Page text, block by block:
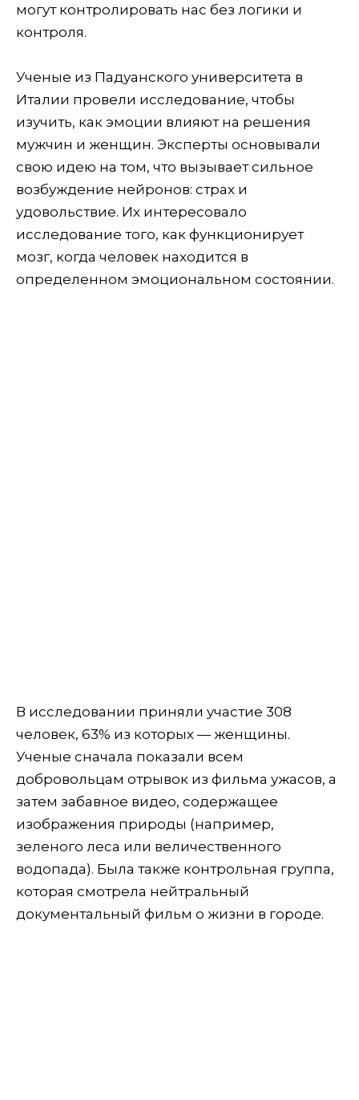
могут контролировать нас без логики и
контроля.
Ученые из Падуанского университета в
Италии провели исследование, чтобы
изучить, как эмоции влияют на решения
мужчин и женщин. Эксперты основывали
свою идею на том, что вызывает сильное
возбуждение нейронов: страх и
удовольствие. Их интересовало
исследование того, как функционирует
мозг, когда человек находится в
определенном эмоциональном состоянии.
В исследовании приняли участие 308
человек, 63% из которых — женщины.
Ученые сначала показали всем
добровольцам отрывок из фильма ужасов, а
затем забавное видео, содержащее
изображения природы (например,
зеленого леса или величественного
водопада). Была также контрольная группа,
которая смотрела нейтральный
документальный фильм о жизни в городе.